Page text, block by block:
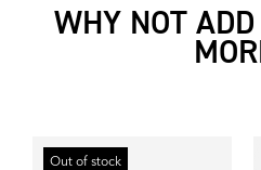
WHY NOT
Out of stock